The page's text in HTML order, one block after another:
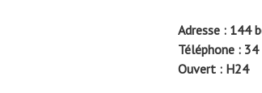
Adresse : 144
Téléphone :
Ouvert : H24